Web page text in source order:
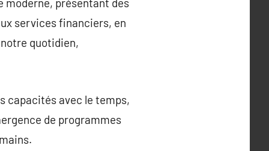
services financiers, en
quotidien,
capacités avec le temps,
de programmes